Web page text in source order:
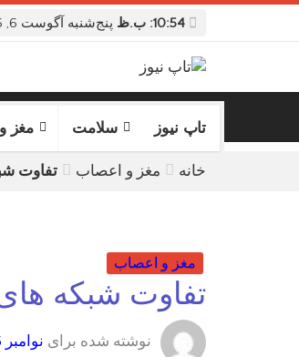
10:54: ب.ظ پنج‌شنبه آگوست 6, 2026
تاپ نیوز سلامت مغز
خانه مغز و اعصاب تفاوت
مغز و اعصاب
تفاوت شبکه
نوشته شده برای نوامبر 5, 2024